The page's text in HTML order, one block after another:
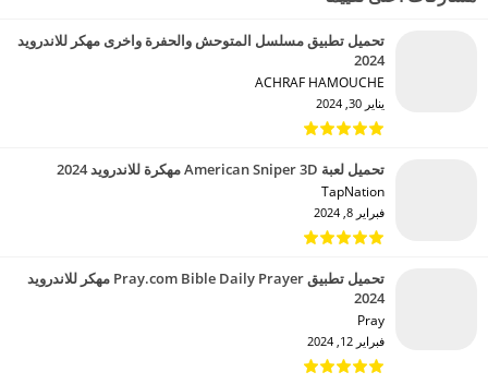
تحميل تطبيق مسلسل المتوحش والحفرة واخرى مهكر للاندرويد
2024
ACHRAF HAMOUCHE‏
يناير 30, 2024
تحميل لعبة American Sniper 3D مهكرة للاندرويد 2024
TapNation‏
فبراير 8, 2024
تحميل تطبيق Pray.com Bible Daily Prayer مهكر للاندرويد
2024
Pray‏
فبراير 12, 2024